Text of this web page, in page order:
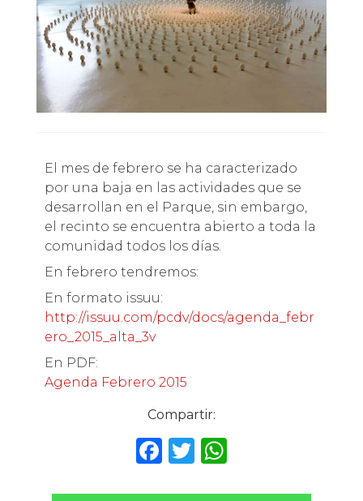
El mes de febrero se ha caracterizado
por una baja en las actividades que se
desarrollan en el Parque, sin embargo,
el recinto se encuentra abierto a toda la
comunidad todos los días.
En febrero tendremos:
En formato issuu:
http://issuu.com/pcdv/docs/agenda_febr
ero_2015_alta_3v
En PDF:
Agenda Febrero 2015
Compartir:
F T W